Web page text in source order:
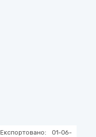
Експортовано:
01-06-